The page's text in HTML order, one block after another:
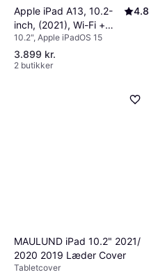
Apple iPad A13, 10.2-
inch, (2021), Wi-Fi +
Cellular 256GB Space
Gray
4.8
10.2", Apple iPadOS 15
3.899 kr.
2 butikker
MAULUND iPad 10.2" 2021/
2020 2019 Læder Cover
Tabletcover